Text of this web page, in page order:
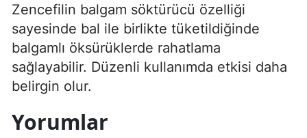
Zencefilin balgam söktürücü özelliği
sayesinde bal ile birlikte tüketildiğinde
balgamlı öksürüklerde rahatlama
sağlayabilir. Düzenli kullanımda etkisi daha
belirgin olur.
Yorumlar